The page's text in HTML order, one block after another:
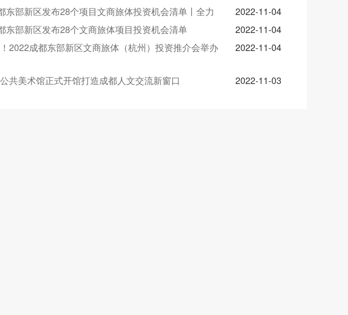
东部新区发布28个项目文商旅体投资机会清单丨全力
2022-11-04
东部新区发布28个文商旅体项目投资机会清单
2022-11-04
2022成都东部新区文商旅体（杭州）投资推介会举办
2022-11-04
共美术馆正式开馆打造成都人文交流新窗口 2022-11-03